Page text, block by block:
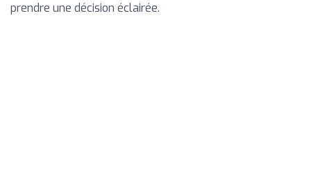
prendre une décision éclairée.